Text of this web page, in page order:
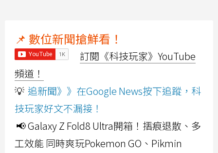
📌 數位新聞搶鮮看！
訂閱《科技玩家》YouTube
頻道！
💡 追新聞》》在Google News按下追蹤，科
技玩家好文不漏接！
📢 Galaxy Z Fold8 Ultra開箱！摺痕退散、多
工效能 同時爽玩Pokemon GO、Pikmin